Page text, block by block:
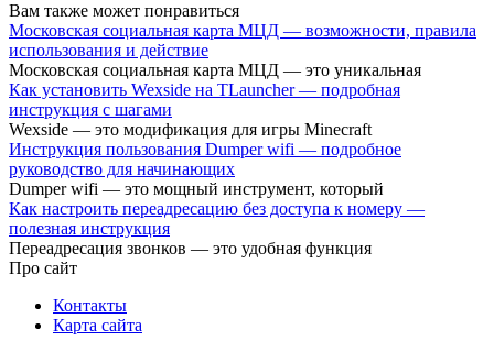
Вам также может понравиться
Московская социальная карта МЦД — возможности, правила
использования и действие
Московская социальная карта МЦД — это уникальная
Как установить Wexside на TLauncher — подробная
инструкция с шагами
Wexside — это модификация для игры Minecraft
Инструкция пользования Dumper wifi — подробное
руководство для начинающих
Dumper wifi — это мощный инструмент, который
Как настроить переадресацию без доступа к номеру —
полезная инструкция
Переадресация звонков — это удобная функция
Про сайт
Контакты
Карта сайта